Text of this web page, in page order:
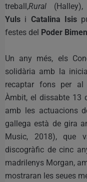
treball,Rural
Yuls i Catalina Isis
festes del Poder
Un any més, els
solidària amb la
recaptar fons per al
Àmbit, el dissabte 13
amb les actuacions
gallega està de gira
Music, 2018), que
discogràfic de cinc
madrilenys Morgan,
mostraran les seues